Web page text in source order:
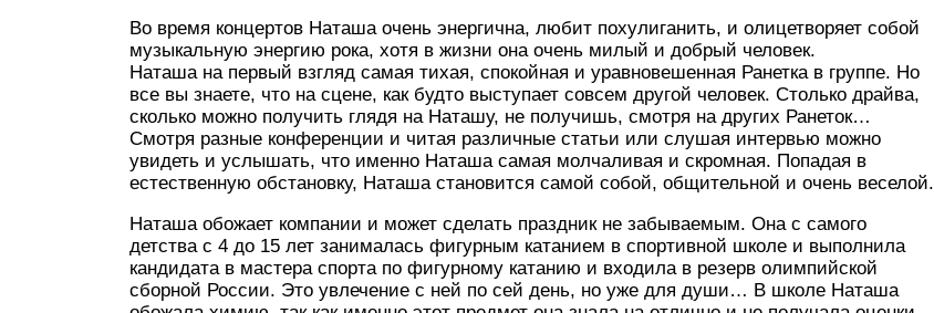
Во время концертов Наташа очень энергична, любит похулиганить, и олицетворяет собой
музыкальную энергию рока, хотя в жизни она очень милый и добрый человек.
Наташа на первый взгляд самая тихая, спокойная и уравновешенная Ранетка в группе. Но
все вы знаете, что на сцене, как будто выступает совсем другой человек. Столько драйва,
сколько можно получить глядя на Наташу, не получишь, смотря на других Ранеток…
Смотря разные конференции и читая различные статьи или слушая интервью можно
увидеть и услышать, что именно Наташа самая молчаливая и скромная. Попадая в
естественную обстановку, Наташа становится самой собой, общительной и очень веселой.
Наташа обожает компании и может сделать праздник не забываемым. Она с самого
детства с 4 до 15 лет занималась фигурным катанием в спортивной школе и выполнила
кандидата в мастера спорта по фигурному катанию и входила в резерв олимпийской
сборной России. Это увлечение с ней по сей день, но уже для души… В школе Наташа